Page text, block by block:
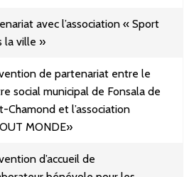
avec l’association « Sport
la ville »
de partenariat entre le
social municipal de Fonsala de
Chamond et l’association
MONDE»
d’accueil de